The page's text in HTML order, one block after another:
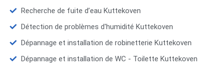
Recherche de fuite d’eau Kuttekoven
Détection de problèmes d'humidité Kuttekoven
Dépannage et installation de robinetterie Kuttekoven
Dépannage et installation de WC - Toilette Kuttekoven